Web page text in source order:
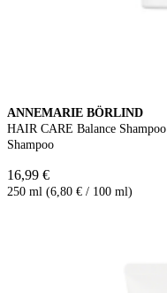
ANNEMARIE BÖRLIND
HAIR CARE Balance Shampoo
Shampoo
16,99 €
250 ml (6,80 € / 100 ml)